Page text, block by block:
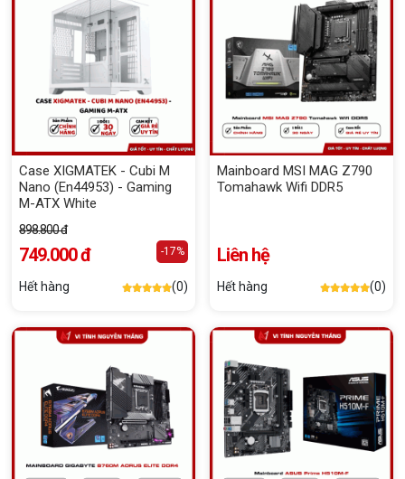
Case XIGMATEK - Cubi M
Nano (En44953) - Gaming
M-ATX White
898.800 đ
749.000 đ -17%
Hết hàng (0)
Mainboard MSI MAG Z790
Tomahawk Wifi DDR5
Liên hệ
Hết hàng (0)